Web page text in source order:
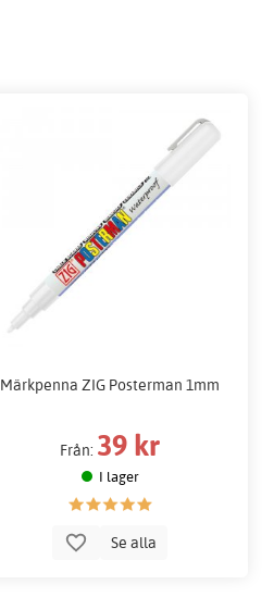
Märkpenna ZIG Posterman 1mm
Från: 39 kr
I lager
Se alla